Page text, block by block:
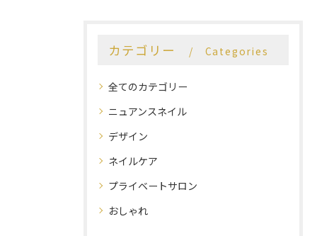
カテゴリー Categories
全てのカテゴリー
ニュアンスネイル
デザイン
ネイルケア
プライベートサロン
おしゃれ